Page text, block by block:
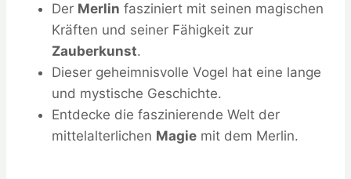
Der Merlin fasziniert mit seinen magischen
Kräften und seiner Fähigkeit zur
Zauberkunst.
Dieser geheimnisvolle Vogel hat eine lange
und mystische Geschichte.
Entdecke die faszinierende Welt der
mittelalterlichen Magie mit dem Merlin.